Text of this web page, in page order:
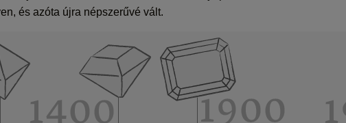
és azóta újra népszerűvé vált.